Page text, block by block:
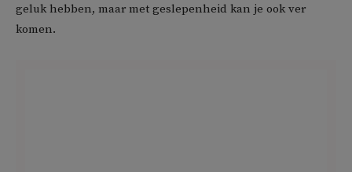
geluk hebben, maar met geslepenheid kan je ook ver
komen.